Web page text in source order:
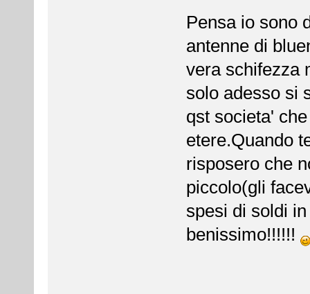
Pensa io sono
antenne di
vera schifezza
solo adesso si
qst societa'
etere.Quando
risposero che
piccolo(gli
spesi di soldi
benissimo!!!!!!